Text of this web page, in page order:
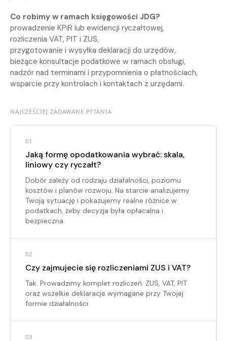
Co robimy w ramach księgowości JDG?
prowadzenie KPiR lub ewidencji ryczałtowej,
rozliczenia VAT, PIT i ZUS,
przygotowanie i wysyłka deklaracji do urzędów,
bieżące konsultacje podatkowe w ramach obsługi,
nadzór nad terminami i przypomnienia o płatnościach,
wsparcie przy kontrolach i kontaktach z urzędami.
NAJCZEŚCIEJ ZADAWANE PYTANIA
01
Jaką formę opodatkowania wybrać: skala,
liniowy czy ryczałt?
Dobór zależy od rodzaju działalności, poziomu
kosztów i planów rozwoju. Na starcie analizujemy
Twoją sytuację i pokazujemy realne różnice w
podatkach, żeby decyzja była opłacalna i
bezpieczna.
02
Czy zajmujecie się rozliczeniami ZUS i VAT?
Tak. Prowadzimy komplet rozliczeń: ZUS, VAT, PIT
oraz wszelkie deklaracje wymagane przy Twojej
formie działalności.
03